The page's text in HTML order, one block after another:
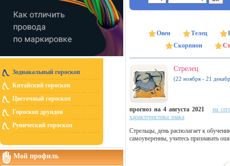
Зодиакальный гороскоп
Китайский гороскоп
Цветочный гороскоп
Гороскоп друидов
Рунический гороскоп
Мой профиль
Овен Телец
Скорпион
Стрелец
(22 ноября - 21
прогноз на 4 августа 2021
на
характеристика знака
Стрельцы, день располагает к
самоуверенны, учитесь признавать